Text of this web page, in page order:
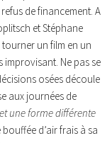
refus de financement. A
et Stéphane
un film en un
improvisant. Ne pas se
osées découle
aux journées de
une forme différente
d’air frais à sa